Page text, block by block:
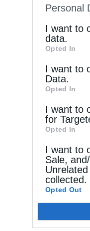
IAB’s List
other third
Personal
I want to
data.
Opted In
I want to
Data.
Opted In
I want to
for
Opted In
I want to
Sale,
collected.
Opted Out